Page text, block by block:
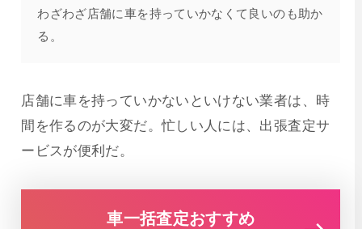
わざわざ店舗に車を持っていかなくて良いのも助か
る。
店舗に車を持っていかないといけない業者は、時
間を作るのが大変だ。忙しい人には、出張査定サ
ービスが便利だ。
車一括査定おすすめ